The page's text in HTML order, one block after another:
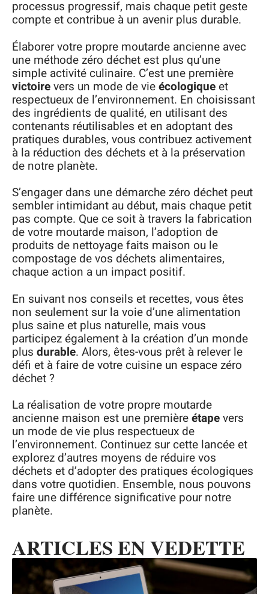
processus progressif, mais chaque petit geste
compte et contribue à un avenir plus durable.
Élaborer votre propre moutarde ancienne avec
une méthode zéro déchet est plus qu’une
simple activité culinaire. C’est une première
victoirevers un mode de vieécologiqueet
respectueux de l’environnement. En choisissant
des ingrédients de qualité, en utilisant des
contenants réutilisables et en adoptant des
pratiques durables, vous contribuez activement
à la réduction des déchets et à la préservation
de notre planète.
S’engager dans une démarche zéro déchet peut
sembler intimidant au début, mais chaque petit
pas compte. Que ce soit à travers la fabrication
de votre moutarde maison, l’adoption de
produits de nettoyage faits maison ou le
compostage de vos déchets alimentaires,
chaque action a un impact positif.
En suivant nos conseils et recettes, vous êtes
non seulement sur la voie d’une alimentation
plus saine et plus naturelle, mais vous
participez également à la création d’un monde
plus durable. Alors, êtes-vous prêt à relever le
défi et à faire de votre cuisine un espace zéro
déchet ?
La réalisation de votre propre moutarde
ancienne maison est une premièreétapevers
un mode de vie plus respectueux de
l’environnement. Continuez sur cette lancée et
explorez d’autres moyens de réduire vos
déchets et d’adopter des pratiques écologiques
dans votre quotidien. Ensemble, nous pouvons
faire une différence significative pour notre
planète.
ARTICLES EN VEDETTE